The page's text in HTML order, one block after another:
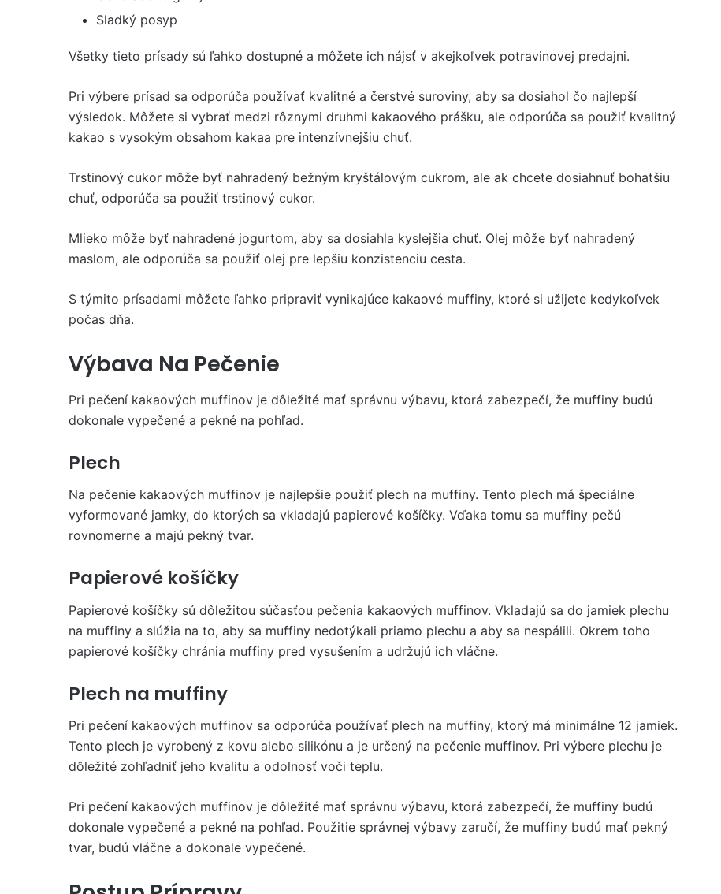
Sladký posyp
Všetky tieto prísady sú ľahko dostupné a môžete ich nájsť v akejkoľvek potravinovej predajni.
Pri výbere prísad sa odporúča používať kvalitné a čerstvé suroviny, aby sa dosiahol čo najlepší
výsledok. Môžete si vybrať medzi rôznymi druhmi kakaového prášku, ale odporúča sa použiť kvalitný
kakao s vysokým obsahom kakaa pre intenzívnejšiu chuť.
Trstinový cukor môže byť nahradený bežným kryštálovým cukrom, ale ak chcete dosiahnuť bohatšiu
chuť, odporúča sa použiť trstinový cukor.
Mlieko môže byť nahradené jogurtom, aby sa dosiahla kyslejšia chuť. Olej môže byť nahradený
maslom, ale odporúča sa použiť olej pre lepšiu konzistenciu cesta.
S týmito prísadami môžete ľahko pripraviť vynikajúce kakaové muffiny, ktoré si užijete kedykoľvek
počas dňa.
Výbava Na Pečenie
Pri pečení kakaových muffinov je dôležité mať správnu výbavu, ktorá zabezpečí, že muffiny budú
dokonale vypečené a pekné na pohľad.
Plech
Na pečenie kakaových muffinov je najlepšie použiť plech na muffiny. Tento plech má špeciálne
vyformované jamky, do ktorých sa vkladajú papierové košíčky. Vďaka tomu sa muffiny pečú
rovnomerne a majú pekný tvar.
Papierové košíčky
Papierové košíčky sú dôležitou súčasťou pečenia kakaových muffinov. Vkladajú sa do jamiek plechu
na muffiny a slúžia na to, aby sa muffiny nedotýkali priamo plechu a aby sa nespálili. Okrem toho
papierové košíčky chránia muffiny pred vysušením a udržujú ich vláčne.
Plech na muffiny
Pri pečení kakaových muffinov sa odporúča používať plech na muffiny, ktorý má minimálne 12 jamiek.
Tento plech je vyrobený z kovu alebo silikónu a je určený na pečenie muffinov. Pri výbere plechu je
dôležité zohľadniť jeho kvalitu a odolnosť voči teplu.
Pri pečení kakaových muffinov je dôležité mať správnu výbavu, ktorá zabezpečí, že muffiny budú
dokonale vypečené a pekné na pohľad. Použitie správnej výbavy zaručí, že muffiny budú mať pekný
tvar, budú vláčne a dokonale vypečené.